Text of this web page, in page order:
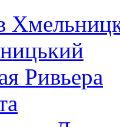
Ривьера